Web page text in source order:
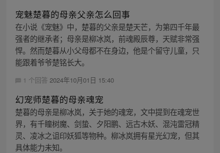
宠魅楚暮的母亲父亲怎么回事
在小说《宠魅》中，楚暮的父亲是楚天芒，为第四千年最
强者的继承者；母亲是柳冰岚，前魂殿辰尊，天赋非常强
悍。然而楚暮从小父母都不在身边，他是个留守儿童，只
能跟着爷爷楚铭长大。
1 个回答 2024年10月01日 15:40
幻宠师楚暮的母亲魂宠
楚暮的母亲是柳冰岚，关于她的魂宠，文中提到在魂宠世
界，有千瞳树魔、剑蛰、夕阳鹏、远古木妖、混沌雷冠精
灵、凌冰之诅印妖狐等物种。柳冰岚拥有星光幻宠，但其
具体能力未知。